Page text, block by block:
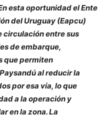
esta oportunidad el Ente
del Uruguay (Eapcu)
circulación entre sus
de embarque,
que permiten
al reducir la
por esa vía, lo que
a la operación y
en la zona. La